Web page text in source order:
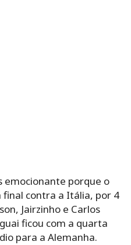
emocionante porque o
contra a Itália, por 4
Jairzinho e Carlos
ficou com a quarta
para a Alemanha.